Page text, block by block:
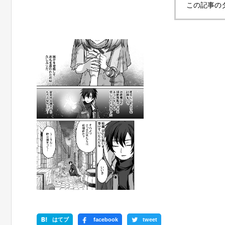
この記事の
はてブ facebook tweet